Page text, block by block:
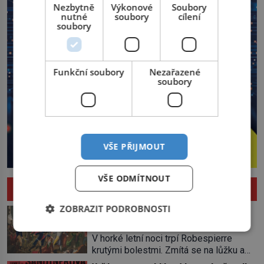
Pád Maximiliena Robespierra: Zuřivého
V horké letní noci trpí Robespierre
krutými bolestmi. Zmítá se na lůžku a
Nezbytně
nutné
soubory
Výkonové
soubory
Soubory
cílení
Funkční soubory
Nezařazené
soubory
VŠE PŘIJMOUT
VŠE ODMÍTNOUT
ZOBRAZIT PODROBNOSTI